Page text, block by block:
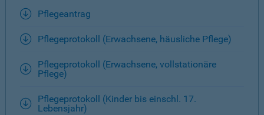
Pflegeantrag
Pflegeprotokoll (Erwachsene, häusliche Pflege)
Pflegeprotokoll (Erwachsene, vollstationäre
Pflege)
Pflegeprotokoll (Kinder bis einschl. 17.
Lebensjahr)